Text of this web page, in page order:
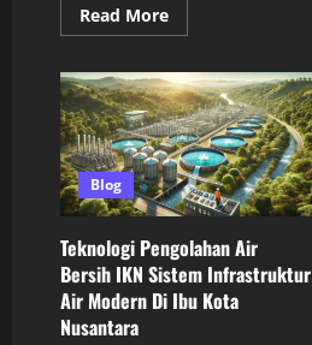
Read MoreRead
more
Infrastruktur
IKN
Juli
2026
Terus
Meningkat,
Jalan,
Kawasan
Pemerintahan,
Fasilitas
Pendukung
Makin
Siap
Blog
Teknologi Pengolahan Air
Bersih IKN Sistem Infrastruktur
Air Modern Di Ibu Kota
Nusantara